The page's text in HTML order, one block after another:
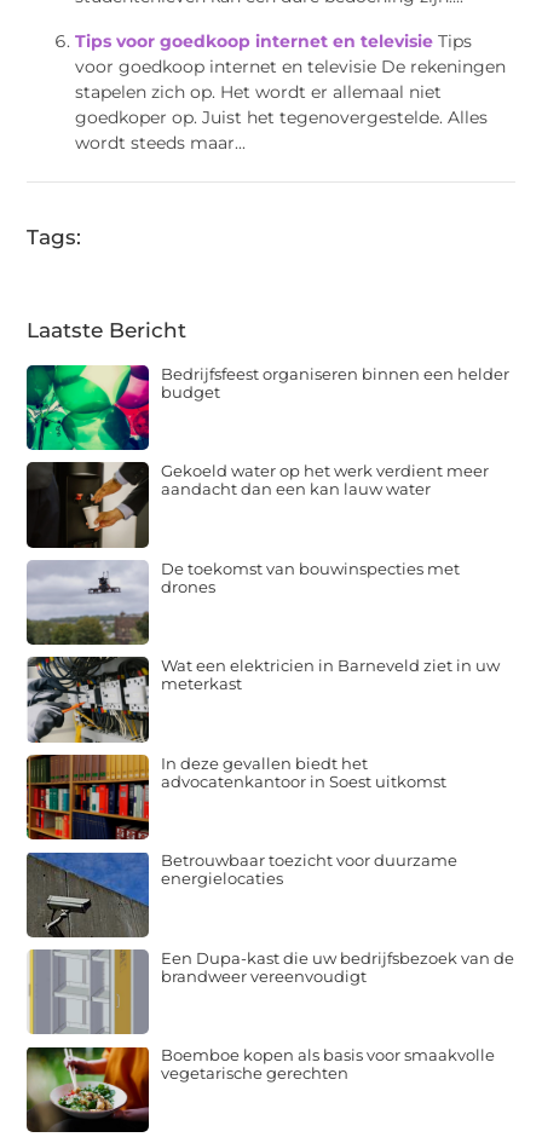
Tips voor goedkoop internet en televisie Tips
voor goedkoop internet en televisie De rekeningen
stapelen zich op. Het wordt er allemaal niet
goedkoper op. Juist het tegenovergestelde. Alles
wordt steeds maar...
Tags:
Laatste Bericht
Bedrijfsfeest organiseren binnen een helder
budget
Gekoeld water op het werk verdient meer
aandacht dan een kan lauw water
De toekomst van bouwinspecties met
drones
Wat een elektricien in Barneveld ziet in uw
meterkast
In deze gevallen biedt het
advocatenkantoor in Soest uitkomst
Betrouwbaar toezicht voor duurzame
energielocaties
Een Dupa-kast die uw bedrijfsbezoek van de
brandweer vereenvoudigt
Boemboe kopen als basis voor smaakvolle
vegetarische gerechten